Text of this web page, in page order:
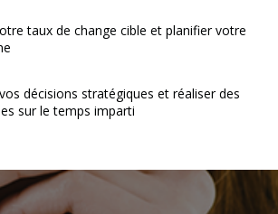
taux de change cible et planifier votre
décisions stratégiques et réaliser des
sur le temps imparti